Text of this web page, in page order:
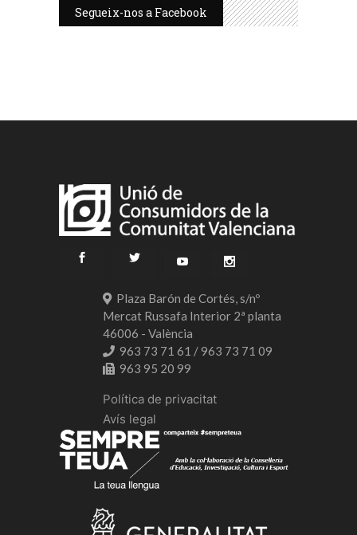
Segueix-nos a Facebook
Plaza Barón de Cortés, s/nº
Mercat Russafa Interior 2ª planta
46006 - València
963 73 71 61 / 963 73 71 09
963 95 20 99
Política de privacitat
Avís legal